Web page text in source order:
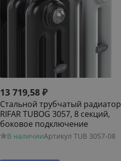
13 719,58 ₽
Стальной трубчатый радиатор
RIFAR TUBOG 3057, 8 секций,
боковое подключение
В наличииАртикул TUB 3057-08